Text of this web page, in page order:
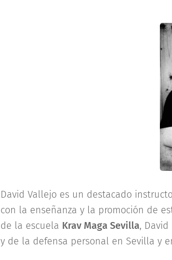
David Vallejo es un destacado
con la enseñanza y la promoción de
de la escuela Krav Maga Sevilla,
y de la defensa personal en Sevilla y